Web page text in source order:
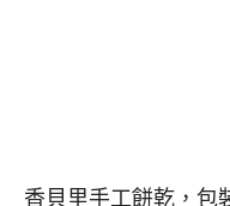
香貝里手工餅乾，包